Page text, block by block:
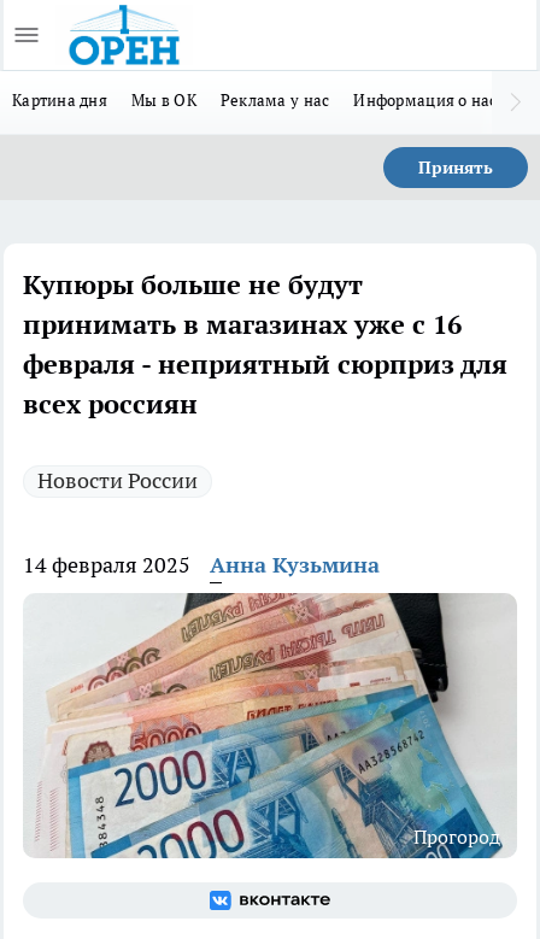
Картина дня Мы в ОК Реклама у нас Информация о нас
Принять
Купюры больше не будут
принимать в магазинах уже с 16
февраля - неприятный сюрприз для
всех россиян
Новости России
14 февраля 2025 Анна Кузьмина
Прогород